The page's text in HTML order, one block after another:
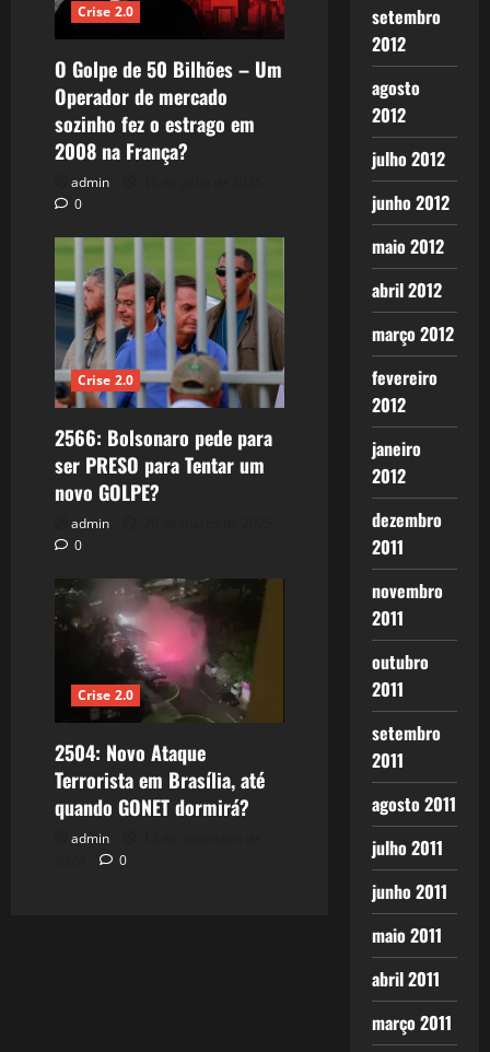
Crise 2.0
O Golpe de 50 Bilhões – Um
Operador de mercado
sozinho fez o estrago em
2008 na França?
admin
0
Crise 2.0
2566: Bolsonaro pede para
ser PRESO para Tentar um
novo GOLPE?
admin
0
Crise 2.0
2504: Novo Ataque
Terrorista em Brasília, até
quando GONET dormirá?
admin
0
setembro
2012
agosto
2012
julho 2012
junho 2012
maio 2012
abril 2012
março 2012
fevereiro
2012
janeiro
2012
dezembro
2011
novembro
2011
outubro
2011
setembro
2011
agosto 2011
julho 2011
junho 2011
maio 2011
abril 2011
março 2011